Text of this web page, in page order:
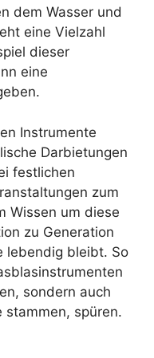
dem Wasser und
eine Vielzahl
dieser
eine
Instrumente
Darbietungen
festlichen
zum
Wissen um diese
zu Generation
lebendig bleibt. So
sondern auch
stammen, spüren.